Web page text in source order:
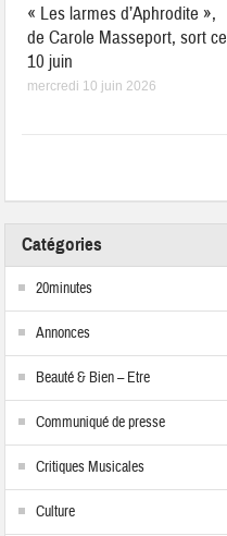
« Les larmes d’Aphrodite »,
de Carole Masseport, sort ce
10 juin
mercredi 10 juin 2026
Catégories
20minutes
Annonces
Beauté & Bien – Etre
Communiqué de presse
Critiques Musicales
Culture